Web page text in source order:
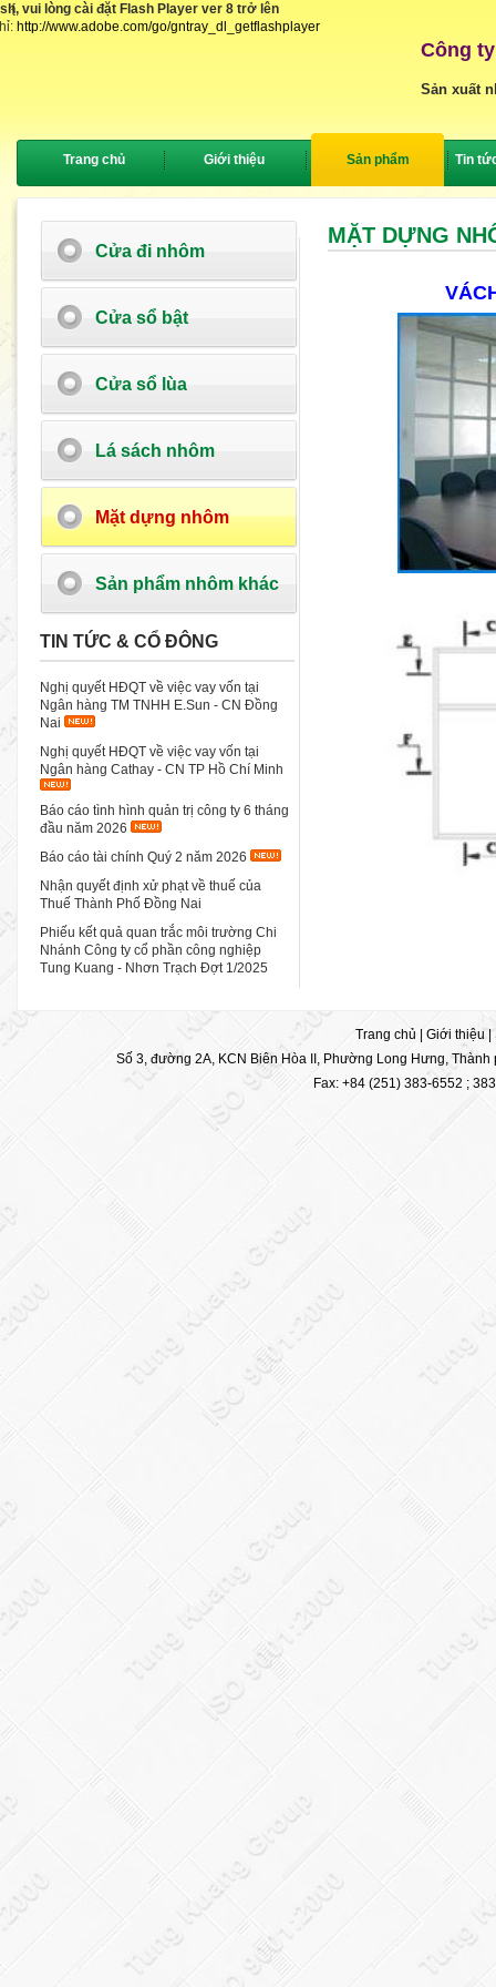
vui lòng cài đặt Flash Player ver 8 trở lên
http://www.adobe.com/go/gntray_dl_getflashplayer
{
Công
Sản xuất
Trang chủ Giới thiệu Sản phẩm Tin
Cửa đi nhôm
Cửa sổ bật
Cửa sổ lùa
Lá sách nhôm
Mặt dựng nhôm
Sản phẩm nhôm khác
TIN TỨC & CỔ ĐÔNG
Nghị quyết HĐQT về việc vay vốn tại
Ngân hàng TM TNHH E.Sun - CN Đồng
Nai
Nghị quyết HĐQT về việc vay vốn tại
Ngân hàng Cathay - CN TP Hồ Chí Minh
Báo cáo tình hình quản trị công ty 6 tháng
đầu năm 2026
Báo cáo tài chính Quý 2 năm 2026
Nhận quyết định xử phạt về thuế của
Thuế Thành Phố Đồng Nai
Phiếu kết quả quan trắc môi trường Chi
Nhánh Công ty cổ phần công nghiệp
Tung Kuang - Nhơn Trạch Đợt 1/2025
MẶT DỰNG
Trang chủ Giới thiệu|
Số 3, đường 2A, KCN Biên Hòa II, Phường Long Hưng,
Fax: +84 (251) 383-6552 ;